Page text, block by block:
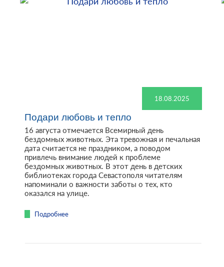
18.08.2025
Подари любовь и тепло
16 августа отмечается Всемирный день
бездомных животных. Эта тревожная и печальная
дата считается не праздником, а поводом
привлечь внимание людей к проблеме
бездомных животных. В этот день в детских
библиотеках города Севастополя читателям
напоминали о важности заботы о тех, кто
оказался на улице.
Подробнее